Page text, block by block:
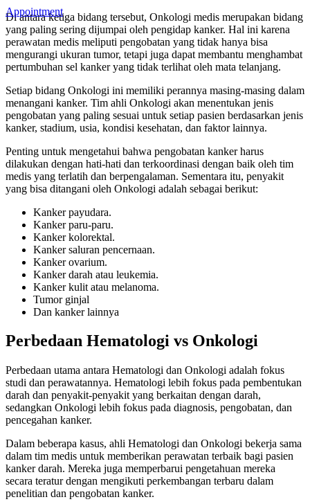
Appointment
Di antara ketiga bidang tersebut, Onkologi medis merupakan bidang
yang paling sering dijumpai oleh pengidap kanker. Hal ini karena
perawatan medis meliputi pengobatan yang tidak hanya bisa
mengurangi ukuran tumor, tetapi juga dapat membantu menghambat
pertumbuhan sel kanker yang tidak terlihat oleh mata telanjang.
Setiap bidang Onkologi ini memiliki perannya masing-masing dalam
menangani kanker. Tim ahli Onkologi akan menentukan jenis
pengobatan yang paling sesuai untuk setiap pasien berdasarkan jenis
kanker, stadium, usia, kondisi kesehatan, dan faktor lainnya.
Penting untuk mengetahui bahwa pengobatan kanker harus
dilakukan dengan hati-hati dan terkoordinasi dengan baik oleh tim
medis yang terlatih dan berpengalaman. Sementara itu, penyakit
yang bisa ditangani oleh Onkologi adalah sebagai berikut:
Kanker payudara.
Kanker paru-paru.
Kanker kolorektal.
Kanker saluran pencernaan.
Kanker ovarium.
Kanker darah atau leukemia.
Kanker kulit atau melanoma.
Tumor ginjal
Dan kanker lainnya
Perbedaan Hematologi vs Onkologi
Perbedaan utama antara Hematologi dan Onkologi adalah fokus
studi dan perawatannya. Hematologi lebih fokus pada pembentukan
darah dan penyakit-penyakit yang berkaitan dengan darah,
sedangkan Onkologi lebih fokus pada diagnosis, pengobatan, dan
pencegahan kanker.
Dalam beberapa kasus, ahli Hematologi dan Onkologi bekerja sama
dalam tim medis untuk memberikan perawatan terbaik bagi pasien
kanker darah. Mereka juga memperbarui pengetahuan mereka
secara teratur dengan mengikuti perkembangan terbaru dalam
penelitian dan pengobatan kanker.